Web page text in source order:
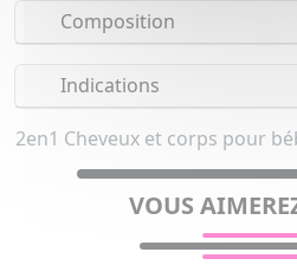
Composition
Indications
2en1 Cheveux et corps pour
VOUS